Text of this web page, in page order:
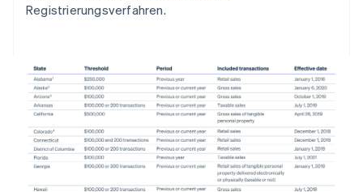
Registrierungsverfahren.